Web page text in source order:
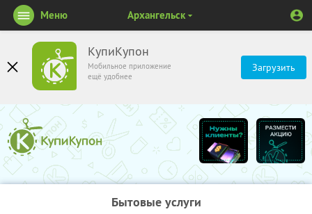
КупиКупон
Мобильное приложение
ещё удобнее
Загрузить
Меню Архангельск
Бытовые услуги